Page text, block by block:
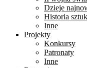
Dzieje
Historia
Inne
Projekty
Konkursy
Patronaty
Inne